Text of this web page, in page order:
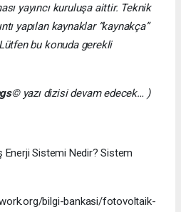
yayıncı kuruluşa aittir. Teknik
yapılan kaynaklar “kaynakça”
bu konuda gerekli
© yazı dizisi devam edecek… )
Sistemi Nedir? Sistem
bilgi-bankasi/fotovoltaik-